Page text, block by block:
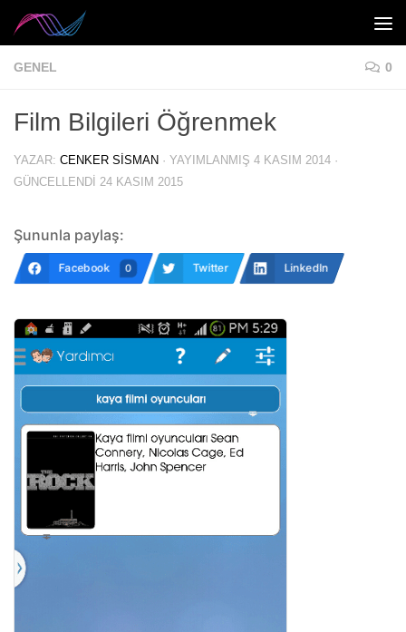
Skip to content
GENEL 0
Film Bilgileri Öğrenmek
YAZAR: CENKER SISMAN · YAYIMLANMIŞ 4 KASIM 2014 ·
GÜNCELLENDI 24 KASIM 2015
Şununla paylaş:
Facebook 0 Twitter LinkedIn